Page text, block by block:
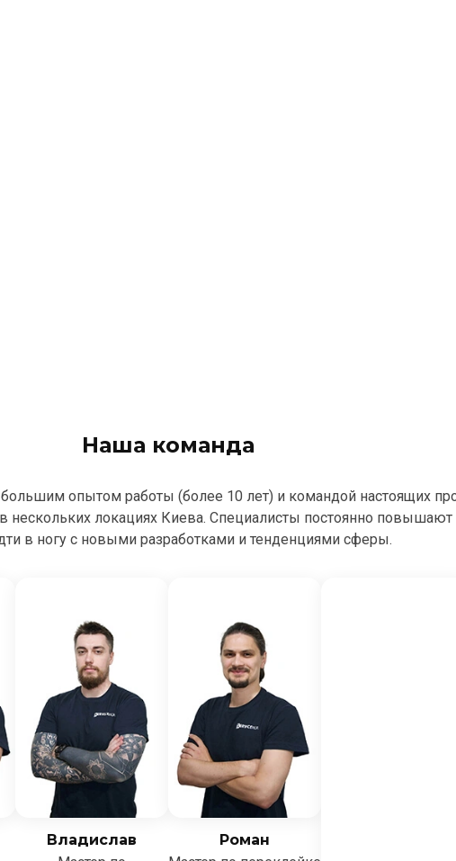
Наша команда
большим опытом работы (более 10 лет) и командой настоящих
нескольких локациях Киева. Специалисты постоянно
в ногу с новыми разработками и тенденциями сферы.
Владислав
Роман